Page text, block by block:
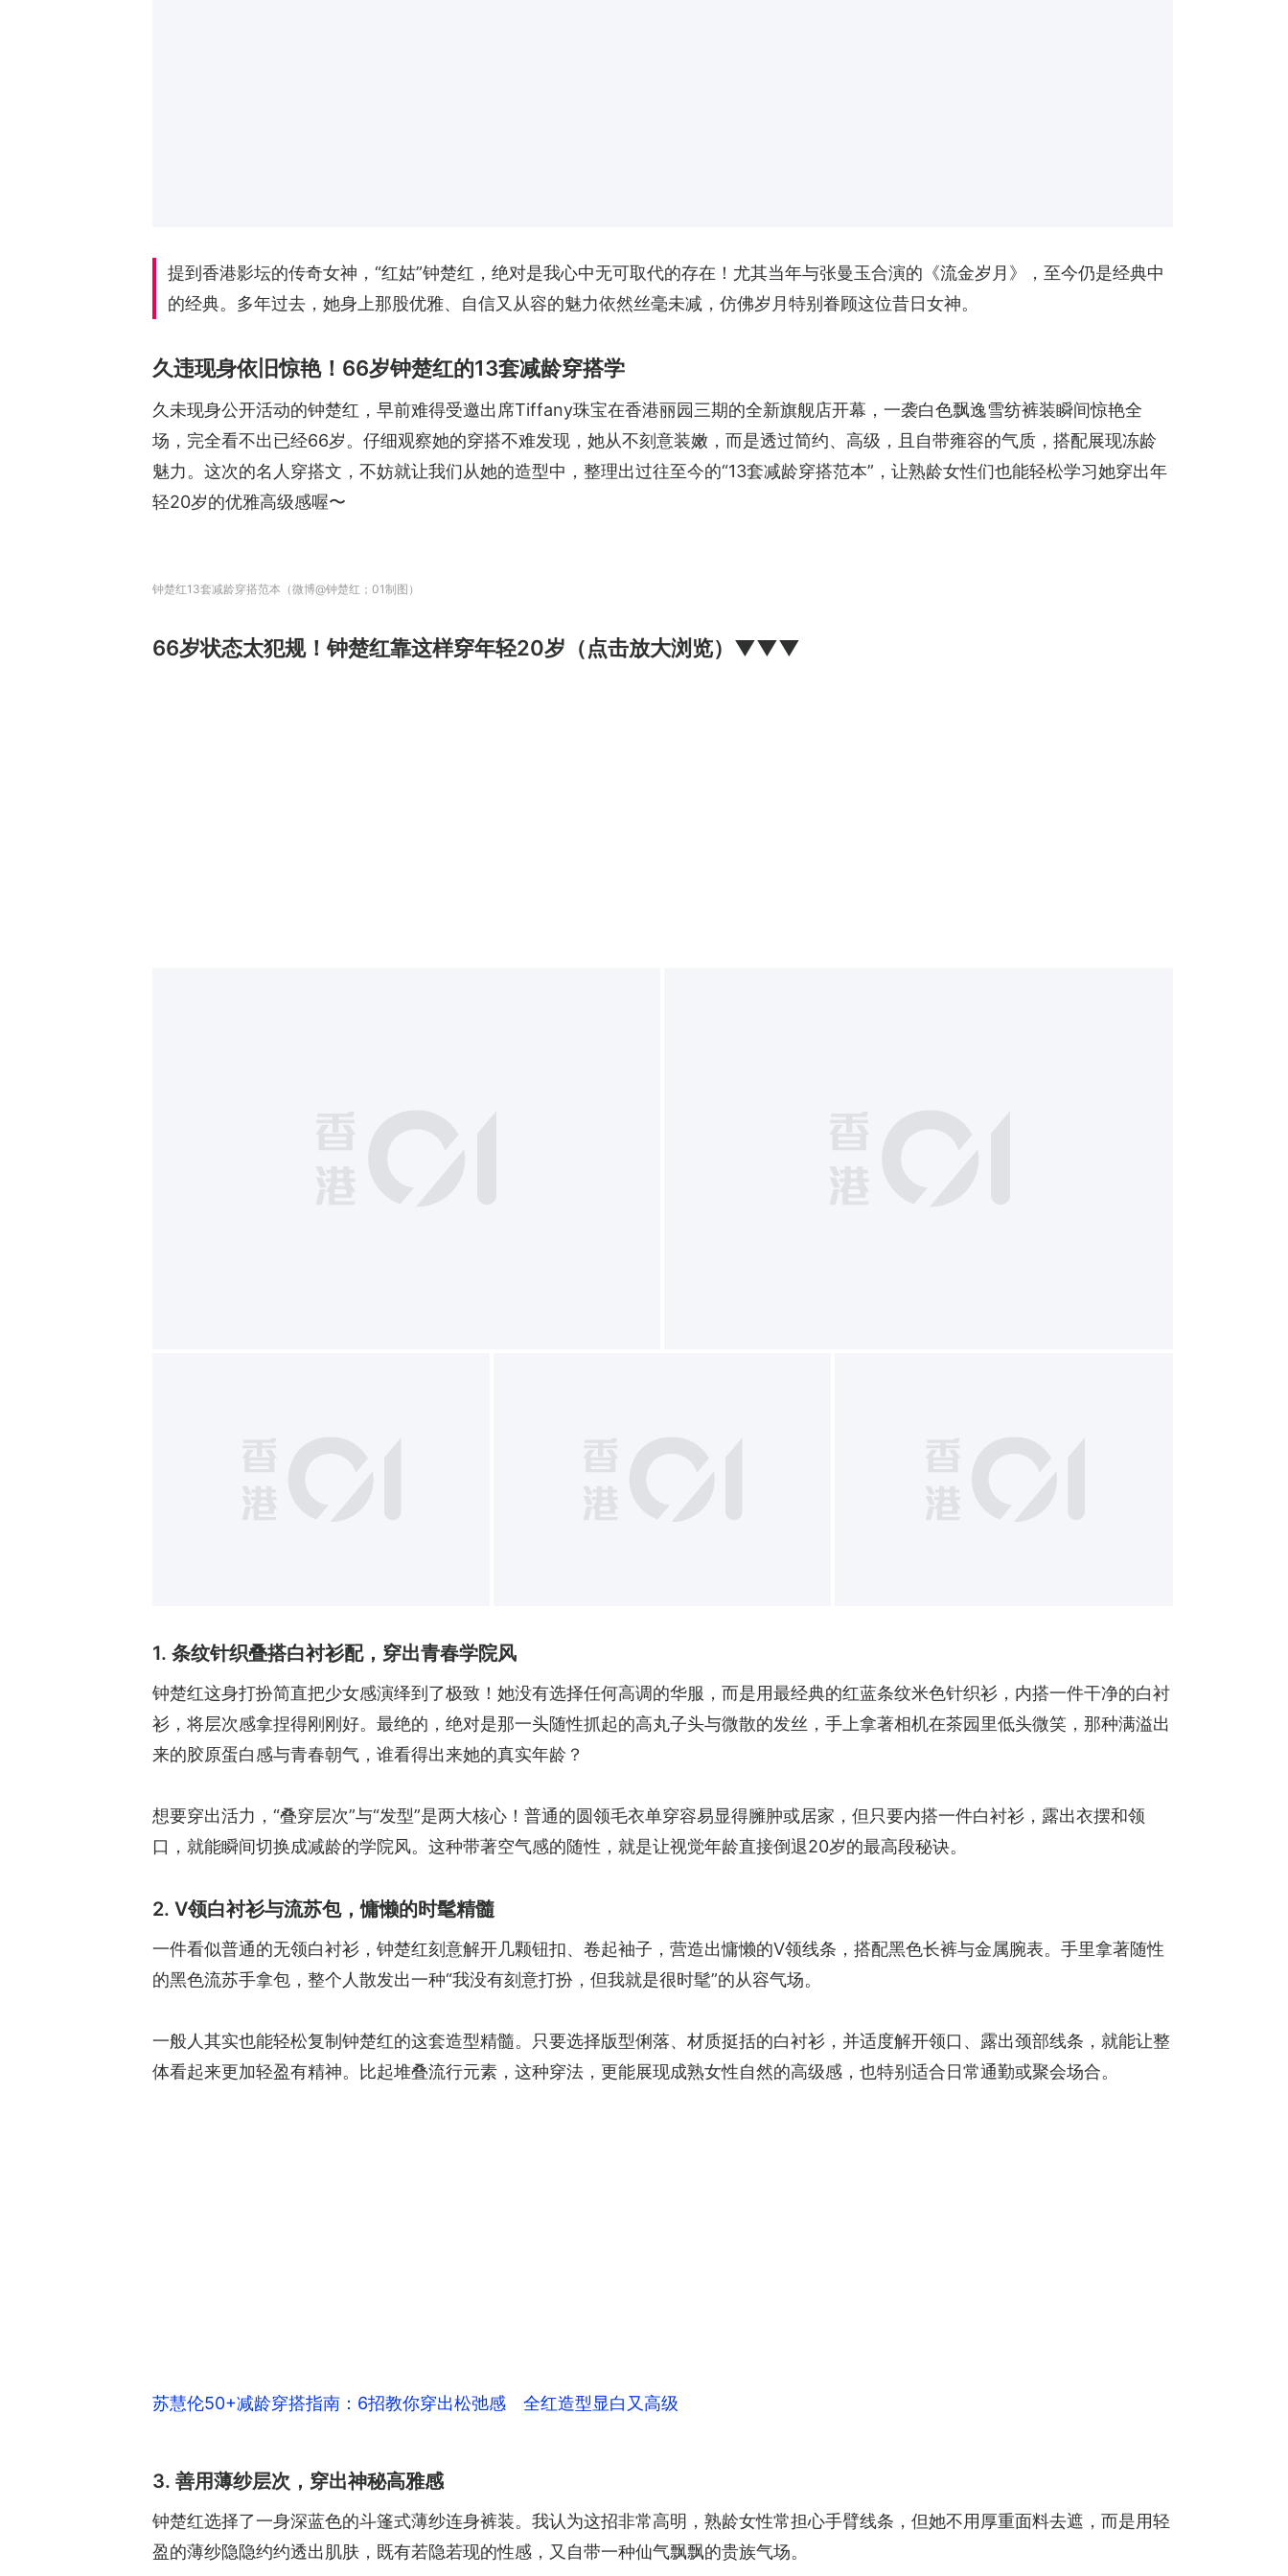
提到香港影坛的传奇女神，“红姑”钟楚红，绝对是我心中无可取代的存在！尤其当年与张曼玉合演的《流金岁月》，至今仍是经典中
的经典。多年过去，她身上那股优雅、自信又从容的魅力依然丝毫未减，仿佛岁月特别眷顾这位昔日女神。
久违现身依旧惊艳！66岁钟楚红的13套减龄穿搭学
久未现身公开活动的钟楚红，早前难得受邀出席Tiffany珠宝在香港丽园三期的全新旗舰店开幕，一袭白色飘逸雪纺裤装瞬间惊艳全
场，完全看不出已经66岁。仔细观察她的穿搭不难发现，她从不刻意装嫩，而是透过简约、高级，且自带雍容的气质，搭配展现冻龄
魅力。这次的名人穿搭文，不妨就让我们从她的造型中，整理出过往至今的“13套减龄穿搭范本”，让熟龄女性们也能轻松学习她穿出年
轻20岁的优雅高级感喔〜
钟楚红13套减龄穿搭范本（微博@钟楚红；01制图）
66岁状态太犯规！钟楚红靠这样穿年轻20岁（点击放大浏览）▼▼▼
1. 条纹针织叠搭白衬衫配，穿出青春学院风
钟楚红这身打扮简直把少女感演绎到了极致！她没有选择任何高调的华服，而是用最经典的红蓝条纹米色针织衫，内搭一件干净的白衬
衫，将层次感拿捏得刚刚好。最绝的，绝对是那一头随性抓起的高丸子头与微散的发丝，手上拿著相机在茶园里低头微笑，那种满溢出
来的胶原蛋白感与青春朝气，谁看得出来她的真实年龄？
想要穿出活力，“叠穿层次”与“发型”是两大核心！普通的圆领毛衣单穿容易显得臃肿或居家，但只要内搭一件白衬衫，露出衣摆和领
口，就能瞬间切换成减龄的学院风。这种带著空气感的随性，就是让视觉年龄直接倒退20岁的最高段秘诀。
2. V领白衬衫与流苏包，慵懒的时髦精髓
一件看似普通的无领白衬衫，钟楚红刻意解开几颗钮扣、卷起袖子，营造出慵懒的V领线条，搭配黑色长裤与金属腕表。手里拿著随性
的黑色流苏手拿包，整个人散发出一种“我没有刻意打扮，但我就是很时髦”的从容气场。
一般人其实也能轻松复制钟楚红的这套造型精髓。只要选择版型俐落、材质挺括的白衬衫，并适度解开领口、露出颈部线条，就能让整
体看起来更加轻盈有精神。比起堆叠流行元素，这种穿法，更能展现成熟女性自然的高级感，也特别适合日常通勤或聚会场合。
苏慧伦50+减龄穿搭指南：6招教你穿出松弛感 全红造型显白又高级
3. 善用薄纱层次，穿出神秘高雅感
钟楚红选择了一身深蓝色的斗篷式薄纱连身裤装。我认为这招非常高明，熟龄女性常担心手臂线条，但她不用厚重面料去遮，而是用轻
盈的薄纱隐隐约约透出肌肤，既有若隐若现的性感，又自带一种仙气飘飘的贵族气场。